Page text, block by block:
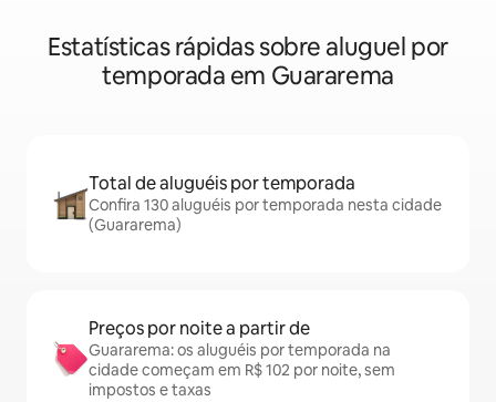
Estatísticas rápidas sobre aluguel por
temporada em Guararema
Total de aluguéis por temporada
Confira 130 aluguéis por temporada nesta cidade
(Guararema)
Preços por noite a partir de
Guararema: os aluguéis por temporada na
cidade começam em R$ 102 por noite, sem
impostos e taxas